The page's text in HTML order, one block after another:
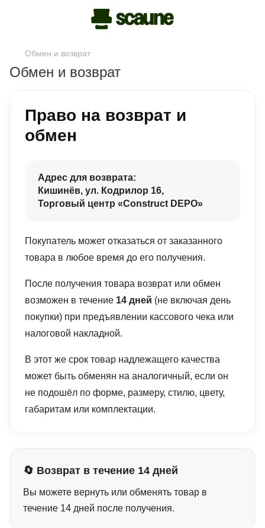
Обмен и возврат
Обмен и возврат
Право на возврат и
обмен
Адрес для возврата:
Кишинёв, ул. Кодрилор 16,
Торговый центр «Construct DEPO»
Покупатель может отказаться от заказанного
товара в любое время до его получения.
После получения товара возврат или обмен
возможен в течение 14 дней (не включая день
покупки) при предъявлении кассового чека или
налоговой накладной.
В этот же срок товар надлежащего качества
может быть обменян на аналогичный, если он
не подошёл по форме, размеру, стилю, цвету,
габаритам или комплектации.
🔄 Возврат в течение 14 дней
Вы можете вернуть или обменять товар в
течение 14 дней после получения.